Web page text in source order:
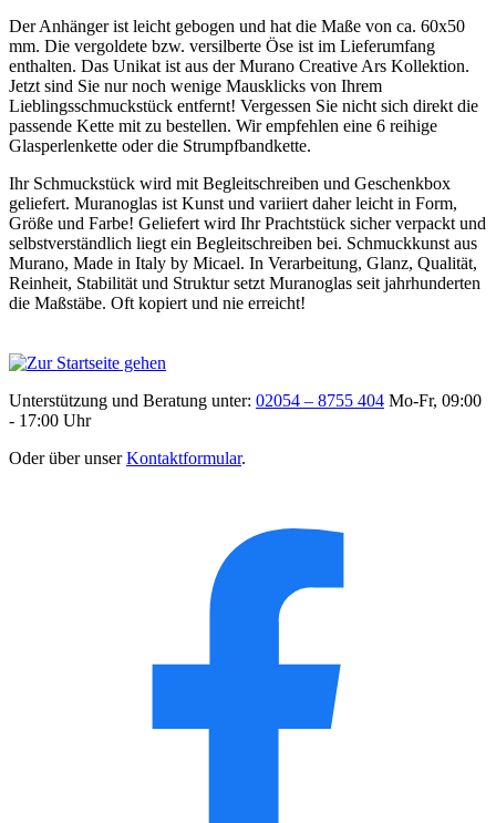
Der Anhänger ist leicht gebogen und hat die Maße von ca. 60x50
mm. Die vergoldete bzw. versilberte Öse ist im Lieferumfang
enthalten. Das Unikat ist aus der Murano Creative Ars Kollektion.
Jetzt sind Sie nur noch wenige Mausklicks von Ihrem
Lieblingsschmuckstück entfernt! Vergessen Sie nicht sich direkt die
passende Kette mit zu bestellen. Wir empfehlen eine 6 reihige
Glasperlenkette oder die Strumpfbandkette.
Ihr Schmuckstück wird mit Begleitschreiben und Geschenkbox
geliefert. Muranoglas ist Kunst und variiert daher leicht in Form,
Größe und Farbe! Geliefert wird Ihr Prachtstück sicher verpackt und
selbstverständlich liegt ein Begleitschreiben bei. Schmuckkunst aus
Murano, Made in Italy by Micael. In Verarbeitung, Glanz, Qualität,
Reinheit, Stabilität und Struktur setzt Muranoglas seit jahrhunderten
die Maßstäbe. Oft kopiert und nie erreicht!
Unterstützung und Beratung unter: 02054 – 8755 404 Mo-Fr, 09:00
- 17:00 Uhr
Oder über unserKontaktformular.